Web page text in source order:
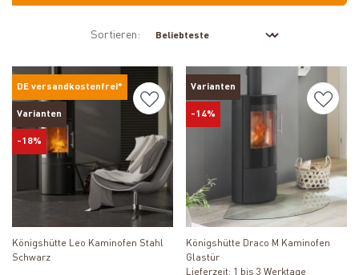
Sortieren:
DE versandkostenfrei*
Varianten
-18%
Produkt ansehen
Königshütte Leo Kaminofen Stahl
Schwarz
Varianten
-14%
Produkt ansehen
Königshütte Draco M Kaminofen
Glastür
Lieferzeit: 1 bis 3 Werktage